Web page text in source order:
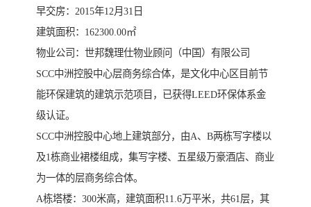
早交房：2015年12月31日
建筑面积：162300.00㎡
物业公司：世邦魏理仕物业顾问（中国）有限公司
SCC中洲控股中心层商务综合体，是文化中心区目前节
能环保建筑的建筑示范项目，已获得LEED环保体系金
级认证。
SCC中洲控股中心地上建筑部分，由A、B两栋写字楼以
及1栋商业裙楼组成，集写字楼、五星级万豪酒店、商业
为一体的层商务综合体。
A栋塔楼：300米高，建筑面积11.6万平米，共61层，其